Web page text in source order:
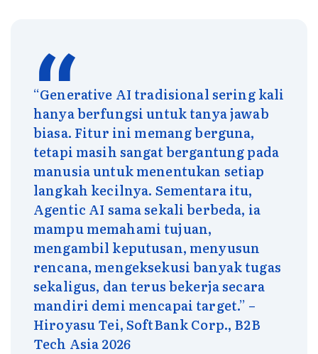
“Generative AI tradisional sering kali
hanya berfungsi untuk tanya jawab
biasa. Fitur ini memang berguna,
tetapi masih sangat bergantung pada
manusia untuk menentukan setiap
langkah kecilnya. Sementara itu,
Agentic AI sama sekali berbeda, ia
mampu memahami tujuan,
mengambil keputusan, menyusun
rencana, mengeksekusi banyak tugas
sekaligus, dan terus bekerja secara
mandiri demi mencapai target.” –
Hiroyasu Tei, SoftBank Corp., B2B
Tech Asia 2026